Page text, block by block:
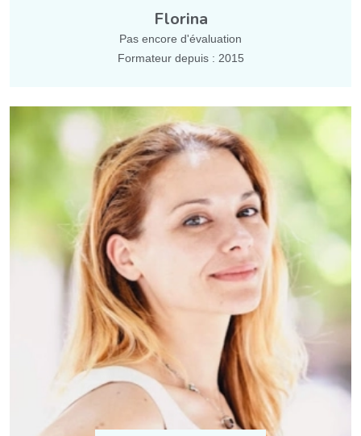
Florina
Pas encore d'évaluation
Formateur depuis : 2015